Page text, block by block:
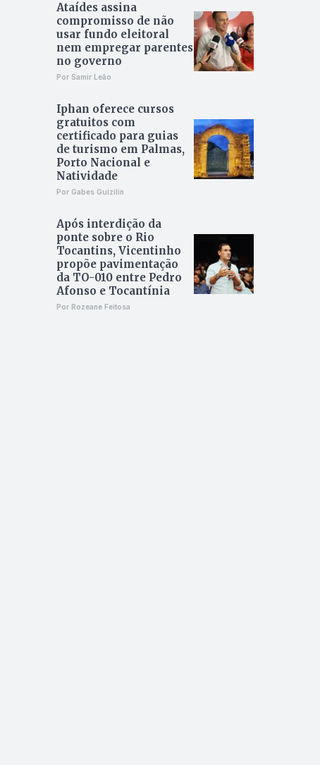
Ataídes assina
compromisso de não
usar fundo eleitoral
nem empregar parentes
no governo
Por Samir Leão
Iphan oferece cursos
gratuitos com
certificado para guias
de turismo em Palmas,
Porto Nacional e
Natividade
Por Gabes Guizilin
Após interdição da
ponte sobre o Rio
Tocantins, Vicentinho
propõe pavimentação
da TO-010 entre Pedro
Afonso e Tocantínia
Por Rozeane Feitosa